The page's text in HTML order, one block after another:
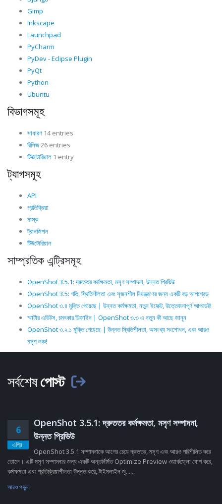
Gimp
Inkscape
Launchpad
PyCharm
PyDev - Eclipse Plugin
PyQt
Python
Ubuntu
বিভাগসমূহ
সাধারণ 14 entries
রিলিজ26 entries
টিউটোরিয়াল 1 entry
ট্যাগসমূহ
API
প্রতিক্রিয়া
মাস্ক
ট্রানজিশন
টিউটোরিয়াল
সাম্প্রতিক এন্ট্রিসমূহ
OpenShot 3.5.1: দ্রুততর কর্মক্ষমতা, মসৃণ সম্পাদনা, উন্নত প্রিভিউ
OpenShot 3.5: গতি, স্থিতিশীলতা এবং সৃজনশীল নিয়ন্ত্রণের জন্য একটি বড় আপগ্রেড
OpenShot ৩.৪ মুক্তি পেয়েছে | উন্নত কর্মক্ষমতা, নতুন ইফেক্ট, উত্তেজনাপূর্ণ আপডেট!
স্মার্টার এডিটস, চমৎকার ডিজাইন | OpenShot ৩.৩ এ নতুন কী আছে জানুন
OpenShot ৩.২.১ মুক্তি পেয়েছে | উন্নত স্থিতিশীলতা, অসংখ্য সংশোধন, এবং আরও
মসৃণ লঞ্চ!
সর্বশেষপোস্ট
6
এপ্রি.
OpenShot 3.5.1: দ্রুততর কর্মক্ষমতা, মসৃণ সম্পাদনা,
উন্নত প্রিভিউ
OpenShot 3.5.1 সম্পাদনাকে আগের চেয়ে দ্রুততর, মসৃণ এবং আরও পরিশীলিত করে
তোলে। এটি মসৃণ সম্পাদনার জন্য একটি অন্তর্নির্মিত Optimize Preview ওয়ার্কফ্লো যোগ করে,
কর্মক্ষমতা এবং প্রতিক্রিয়াশীলতা উন্নত করে, টাইমলাইন জু......
আরও পড়ুন